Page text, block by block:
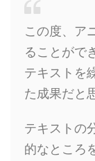
この度、ア
ることがで
テキストを
た成果だと
テキストの
的なところ